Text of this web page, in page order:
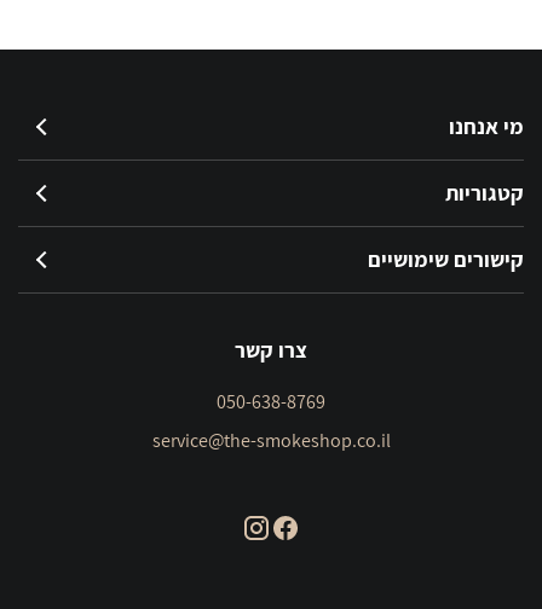
מי אנחנו
קטגוריות
קישורים שימושיים
צרו קשר
050-638-8769
service@the-smokeshop.co.il